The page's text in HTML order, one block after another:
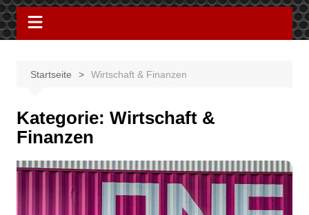
Startseite Wirtschaft & Finanzen
Kategorie: Wirtschaft &
Finanzen